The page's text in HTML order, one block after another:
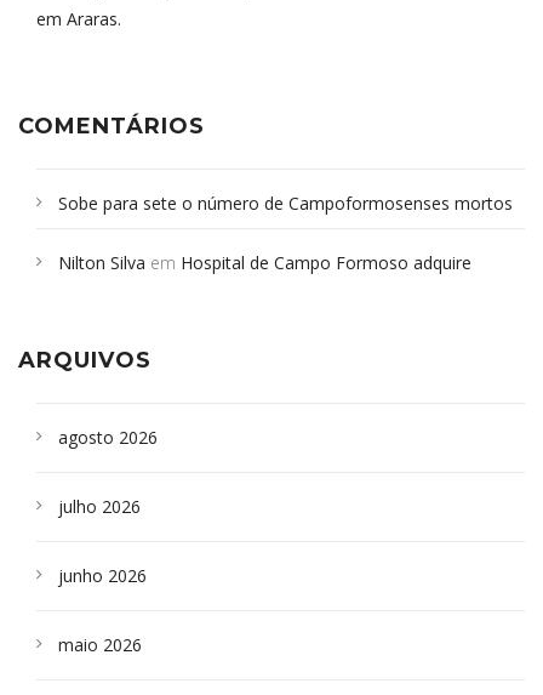
em Araras.
COMENTÁRIOS
Sobe para sete o número de Campoformosenses mortos
Campoformosenses que morreram em desabamentos são
Nilton Silva em Hospital de Campo Formoso adquire
ARQUIVOS
agosto 2026
julho 2026
junho 2026
maio 2026